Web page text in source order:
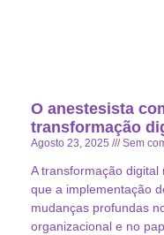
O anestesista
transformação
Agosto 23, 2025 Sem
A transformação
que a implementação
mudanças profundas
organizacional e no